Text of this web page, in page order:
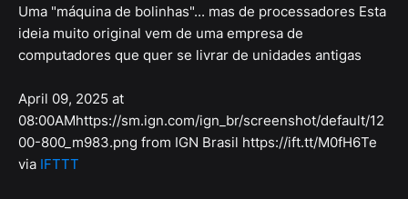
Uma "máquina de bolinhas"... mas de processadores Esta
ideia muito original vem de uma empresa de
computadores que quer se livrar de unidades antigas
April 09, 2025 at
08:00AMhttps://sm.ign.com/ign_br/screenshot/default/12
00-800_m983.png from IGN Brasil https://ift.tt/M0fH6Te
via IFTTT